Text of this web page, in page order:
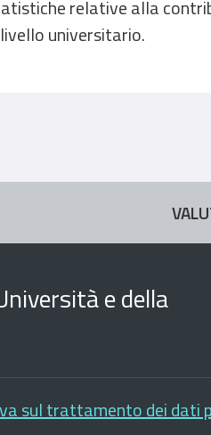
relative alla
universitario.
e della
sul trattamento dei dati